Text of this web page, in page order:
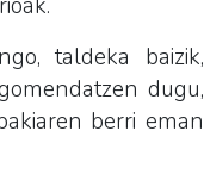
taldeka baizik,
dugu,
berri eman